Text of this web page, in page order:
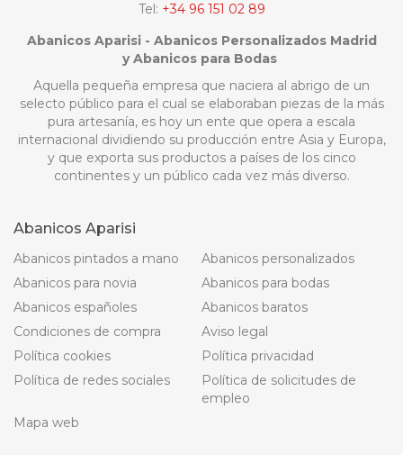
Tel: +34 96 151 02 89
Abanicos Aparisi - Abanicos Personalizados Madrid
y Abanicos para Bodas
Aquella pequeña empresa que naciera al abrigo de un
selecto público para el cual se elaboraban piezas de la más
pura artesanía, es hoy un ente que opera a escala
internacional dividiendo su producción entre Asia y Europa,
y que exporta sus productos a países de los cinco
continentes y un público cada vez más diverso.
Abanicos Aparisi
Abanicos pintados a mano
Abanicos personalizados
Abanicos para novia
Abanicos para bodas
Abanicos españoles
Abanicos baratos
Condiciones de compra
Aviso legal
Política cookies
Política privacidad
Política de redes sociales
Política de solicitudes de
empleo
Mapa web